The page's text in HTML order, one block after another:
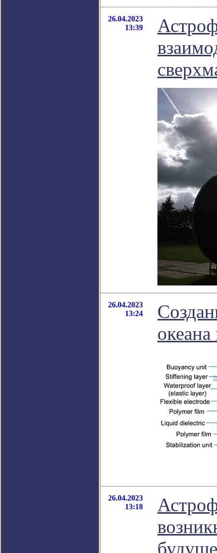
26.04.2023
13:39
26.04.2023
13:24
26.04.2023
13:18